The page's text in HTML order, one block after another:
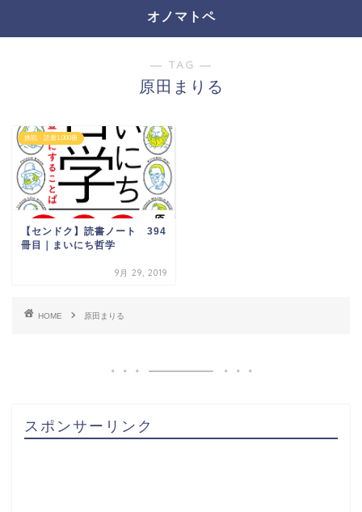
オノマトペ
― TAG ―
原田まりる
挑戦・読書1,000冊
【センドク】読書ノート 394
冊目｜まいにち哲学
9月 29, 2019
HOME 原田まりる
スポンサーリンク